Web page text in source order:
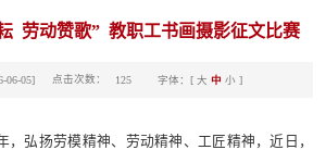
劳动赞歌” 教职工书画摄影征文比赛
06-05] 点击次数： 125 字体：[ 大 中 小]
，弘扬劳模精神、劳动精神、工匠精神，近日，